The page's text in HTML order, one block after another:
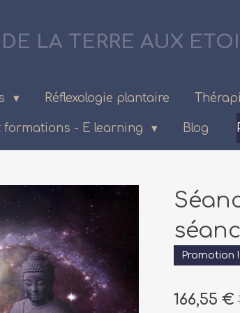
LA TERRE AUX
Réflexologie plantaire
formations - E learning Blog
Promotion !
166,55 €